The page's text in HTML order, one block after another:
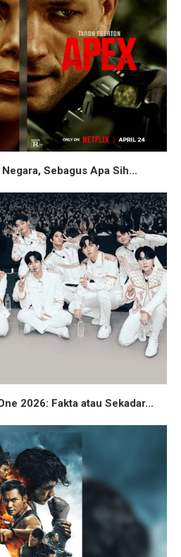
Sebagus Apa Sih...
2026: Fakta atau Sekadar...